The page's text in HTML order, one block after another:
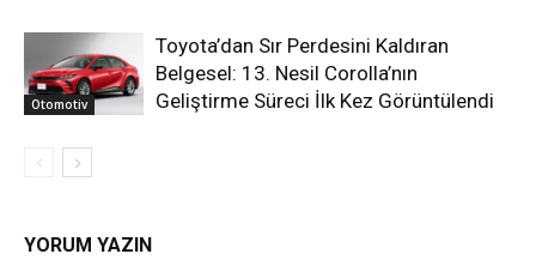
Otomotiv
Toyota’dan Sır Perdesini Kaldıran
Belgesel: 13. Nesil Corolla’nın
Geliştirme Süreci İlk Kez Görüntülendi
YORUM YAZIN